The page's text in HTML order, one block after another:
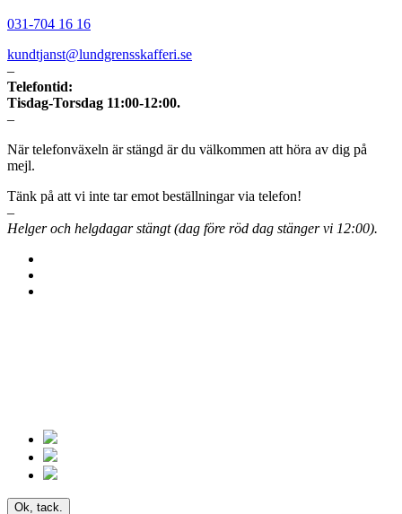
031-704 16 16
kundtjanst@lundgrensskafferi.se
–
Telefontid:
Tisdag-Torsdag 11:00-12:00.
–
När telefonväxeln är stängd är du välkommen att höra av dig på
mejl.
Tänk på att vi inte tar emot beställningar via telefon!
–
Helger och helgdagar stängt (dag före röd dag stänger vi 12:00).
Ok, tack.